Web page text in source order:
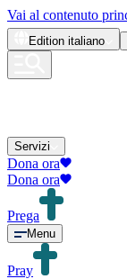
Vai al contenuto
Edition italiano
Servizi
Dona ora
Dona ora
Prega
Menu
Pray